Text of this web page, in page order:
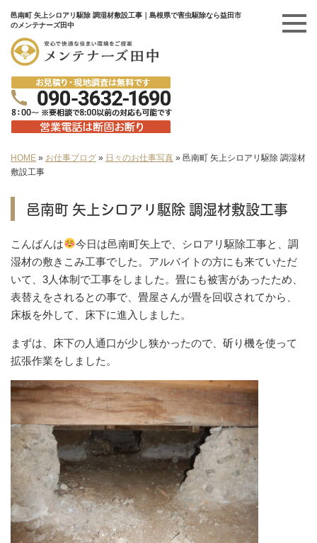
邑南町 矢上シロアリ駆除 調湿材敷設工事｜島根県で害虫駆除なら益田市
のメンテナーズ田中
HOME » お仕事ブログ » 日々のお仕事写真 » 邑南町 矢上シロアリ駆除 調湿材
敷設工事
邑南町 矢上シロアリ駆除 調湿材敷設工事
こんばんは
今日は邑南町矢上で、シロアリ駆除工事と、調
湿材の敷きこみ工事でした。アルバイトの方にも来ていただ
いて、3人体制で工事をしました。畳にも被害があったため、
表替えをされるとの事で、畳屋さんが畳を回収されてから、
床板を外して、床下に進入しました。
まずは、床下の人通口が少し狭かったので、斫り機を使って
拡張作業をしました。